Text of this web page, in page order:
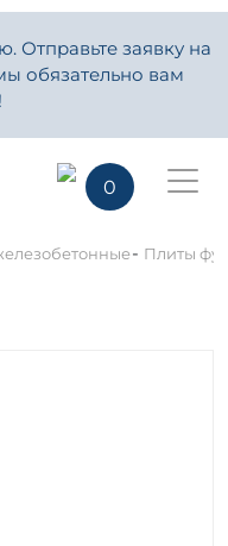
Отправьте заявку на
обязательно вам
0
- Плиты